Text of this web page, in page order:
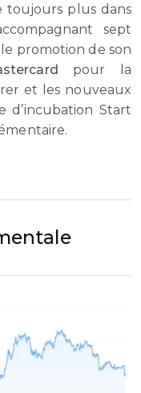
toujours plus dans
sept
promotion de son
pour la
et les nouveaux
d’incubation Start